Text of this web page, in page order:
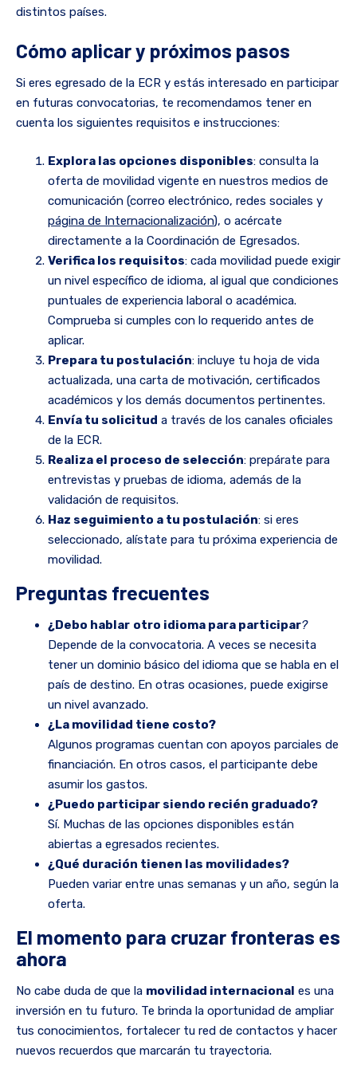
distintos países.
Cómo aplicar y próximos pasos
Si eres egresado de la ECR y estás interesado en participar
en futuras convocatorias, te recomendamos tener en
cuenta los siguientes requisitos e instrucciones:
Explora las opciones disponibles: consulta la
oferta de movilidad vigente en nuestros medios de
comunicación (correo electrónico, redes sociales y
página de Internacionalización), o acércate
directamente a la Coordinación de Egresados.
Verifica los requisitos: cada movilidad puede exigir
un nivel específico de idioma, al igual que condiciones
puntuales de experiencia laboral o académica.
Comprueba si cumples con lo requerido antes de
aplicar.
Prepara tu postulación: incluye tu hoja de vida
actualizada, una carta de motivación, certificados
académicos y los demás documentos pertinentes.
Envía tu solicitud a través de los canales oficiales
de la ECR.
Realiza el proceso de selección: prepárate para
entrevistas y pruebas de idioma, además de la
validación de requisitos.
Haz seguimiento a tu postulación: si eres
seleccionado, alístate para tu próxima experiencia de
movilidad.
Preguntas frecuentes
¿Debo hablar otro idioma para participar?
Depende de la convocatoria. A veces se necesita
tener un dominio básico del idioma que se habla en el
país de destino. En otras ocasiones, puede exigirse
un nivel avanzado.
¿La movilidad tiene costo?
Algunos programas cuentan con apoyos parciales de
financiación. En otros casos, el participante debe
asumir los gastos.
¿Puedo participar siendo recién graduado?
Sí. Muchas de las opciones disponibles están
abiertas a egresados recientes.
¿Qué duración tienen las movilidades?
Pueden variar entre unas semanas y un año, según la
oferta.
El momento para cruzar fronteras es
ahora
No cabe duda de que la movilidad internacional es una
inversión en tu futuro. Te brinda la oportunidad de ampliar
tus conocimientos, fortalecer tu red de contactos y hacer
nuevos recuerdos que marcarán tu trayectoria.